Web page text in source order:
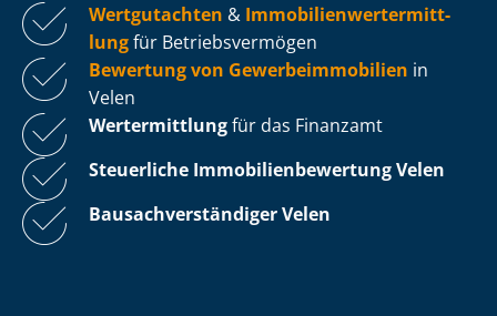
Wertgutachten & Im­mo­bi­li­en­wert­ermitt­
lungfür Be­triebs­ver­mö­gen
Bewertung von Ge­wer­be­im­mo­bi­li­en in
Velen
Wertermittlungfür das Finanzamt
Steuerliche Im­mo­bi­li­en­be­wer­tungVelen
Bau­sach­ver­stän­di­ger Velen